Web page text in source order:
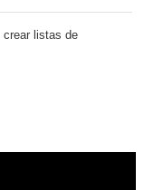
crear listas de